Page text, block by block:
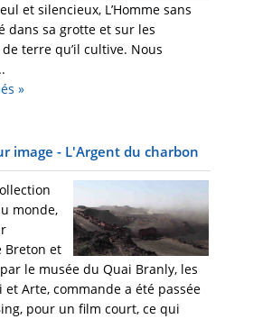
et silencieux, L’Homme sans
dans sa grotte et sur les
terre qu’il cultive. Nous
»
image - L'Argent du charbon
monde,
Breton et
le musée du Quai Branly, les
et Arte, commande a été passée
pour un film court, ce qui